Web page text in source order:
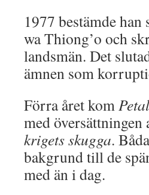
1977 bestämde
wa Thiong’o och
landsmän. Det
ämnen som
Förra året kom
med
krigets skugga.
bakgrund till de
med än i dag.